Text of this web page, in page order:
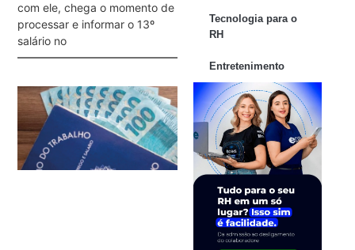
com ele, chega o momento de
processar e informar o 13º
salário no
Tecnologia para o
RH
Entretenimento